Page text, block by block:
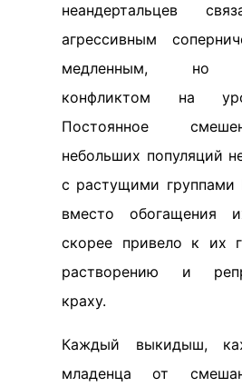
неандертальцев
агрессивным
медленным, но
конфликтом на
Постоянное
небольших популяций
с растущими группами
вместо обогащения
скорее привело к их
растворению и
краху.
Каждый выкидыш,
младенца от